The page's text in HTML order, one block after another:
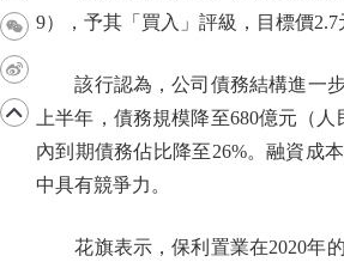
9），予其「買入」評級，目標價2.7
該行認為，公司債務結構進一步
上半年，債務規模降至680億元（
內到期債務佔比降至26%。融資成
中具有競爭力。
花旗表示，保利置業在2020年